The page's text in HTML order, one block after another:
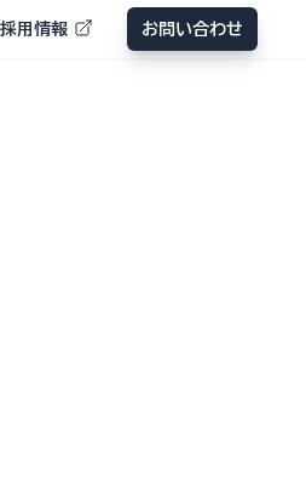
採用情報 お問い合わせ